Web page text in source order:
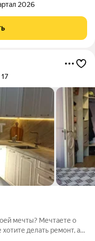
2026
17
мечты? Мечтаете о
делать ремонт, а